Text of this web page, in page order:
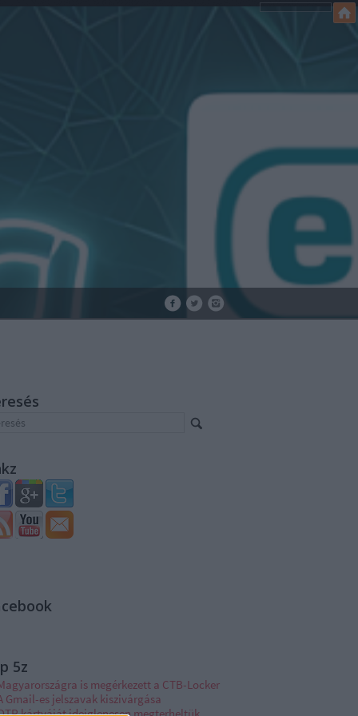
5z
is megérkezett a CTB-Locker
Gmail-es jelszavak kiszivárgása